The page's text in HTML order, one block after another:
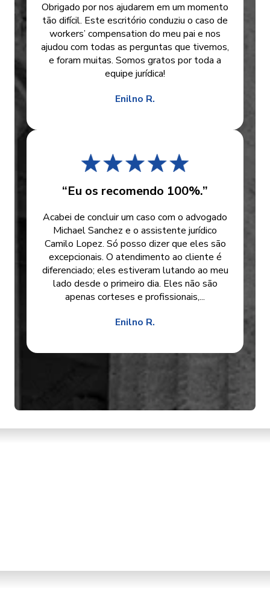
Obrigado por nos ajudarem em um momento
tão difícil. Este escritório conduziu o caso de
workers’ compensation do meu pai e nos
ajudou com todas as perguntas que tivemos,
e foram muitas. Somos gratos por toda a
equipe jurídica!
Enilno R.
“Eu os recomendo 100%.”
Acabei de concluir um caso com o advogado
Michael Sanchez e o assistente jurídico
Camilo Lopez. Só posso dizer que eles são
excepcionais. O atendimento ao cliente é
diferenciado; eles estiveram lutando ao meu
lado desde o primeiro dia. Eles não são
apenas corteses e profissionais,...
Enilno R.